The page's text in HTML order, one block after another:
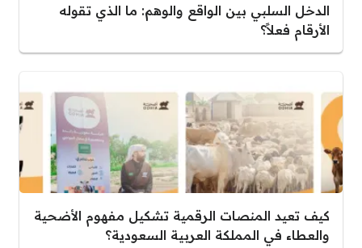
بين الواقع والوهم: ما الذي تقوله
الرقمية تشكيل مفهوم الأضحية
العربية السعودية؟